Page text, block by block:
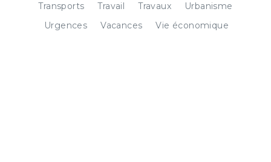
Transports
Travail Travaux
Urbanisme
Urgences
Vacances Vie économique